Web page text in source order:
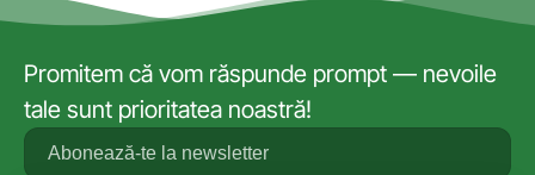
Promitem că vom răspunde prompt — nevoile
tale sunt prioritatea noastră!